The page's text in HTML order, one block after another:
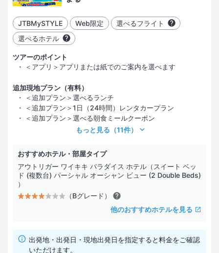
JTBMySTYLE Web限定
選べるフライト
選べるホテル
ツアーのポイント
＜アプリ＞アプリまたは紙でのご案内を選べます
追加現地プラン（有料）
＜追加プラン＞選べるランチ
＜追加プラン＞1日（24時間）レンタカープラン
＜追加プラン＞選べる朝食ミールクーポン
もっと見る （11件）
おすすめホテル・部屋タイプ
アウトリガー ワイキキ パラダイス ホテル（スイート ベッ
ド (複数台) パーシャル オーシャン ビュー (2 Double Beds)
）
（Bグレード）
他のおすすめホテルを見る
出発地・出発日・現地出発日を指定すると料金をご確認
いただけます。